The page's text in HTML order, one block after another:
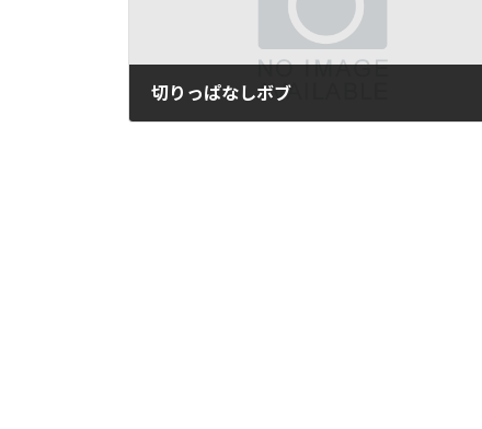
切りっぱなしボブ